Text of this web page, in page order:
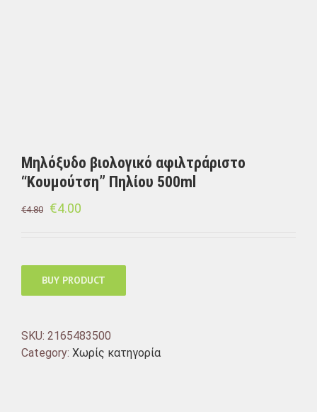
Μηλόξυδο βιολογικό αφιλτράριστο
“Κουμούτση” Πηλίου 500ml
€4.80 €4.00
BUY PRODUCT
SKU: 2165483500
Category: Χωρίς κατηγορία